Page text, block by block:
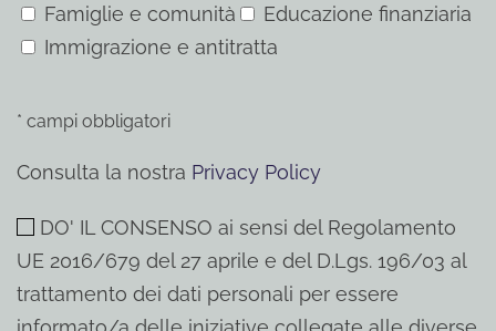
Famiglie e comunità
Educazione finanziaria
Immigrazione e antitratta
* campi obbligatori
Consulta la nostra Privacy Policy
DO' IL CONSENSO ai sensi del Regolamento
UE 2016/679 del 27 aprile e del D.Lgs. 196/03 al
trattamento dei dati personali per essere